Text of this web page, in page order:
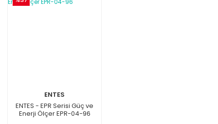
ENTES
ENTES - EPR Serisi Güç ve
Enerji Ölçer EPR-04-96